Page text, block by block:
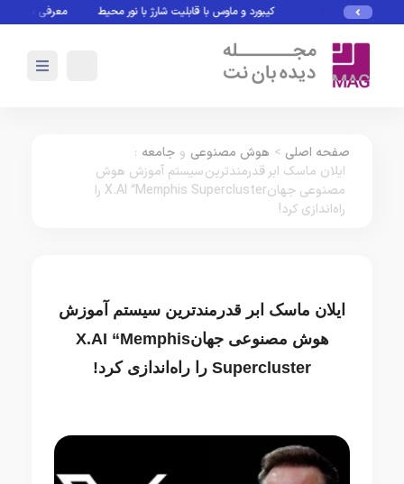
کیبورد و ماوس با قابلیت شارژ با نور محیط معرفی بازی های
صفحه اصلی > هوش مصنوعی و جامعه :
ایلان ماسک ابر قدرمندترین سیستم آموزش هوش
مصنوعی جهانX.AI “Memphis Supercluster را
راه‌اندازی کرد!
ایلان ماسک ابر قدرمندترین سیستم آموزش
هوش مصنوعی جهانX.AI “Memphis
Supercluster را راه‌اندازی کرد!